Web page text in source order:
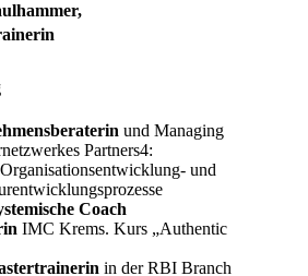
und Managing
Partners4:
und
Coach
IMC Krems. Kurs „Authentic
in der RBI Branch